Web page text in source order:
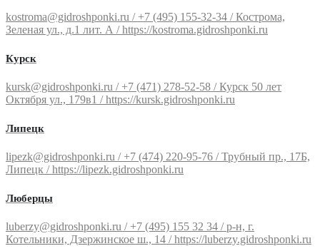
kostroma@gidroshponki.ru / +7 (495) 155-32-34 / Кострома,
Зеленая ул., д.1 лит. А / https://kostroma.gidroshponki.ru
Курск
kursk@gidroshponki.ru / +7 (471) 278-52-58 / Курск 50 лет
Октября ул., 179в1 / https://kursk.gidroshponki.ru
Липецк
lipezk@gidroshponki.ru / +7 (474) 220-95-76 / Трубный пр., 17Б,
Липецк / https://lipezk.gidroshponki.ru
Люберцы
luberzy@gidroshponki.ru / +7 (495) 155 32 34 / р-н, г.
Котельники, Дзержинское ш., 14 / https://luberzy.gidroshponki.ru